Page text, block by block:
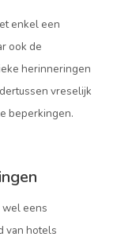
enkel een
ook de
herinneringen
vreselijk
beperkingen.
eens
van hotels